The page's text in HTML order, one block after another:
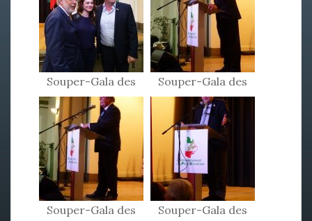
Souper-Gala des
Patriotes 2017
Souper-Gala des
Patriotes 2017
Souper-Gala des
Souper-Gala des